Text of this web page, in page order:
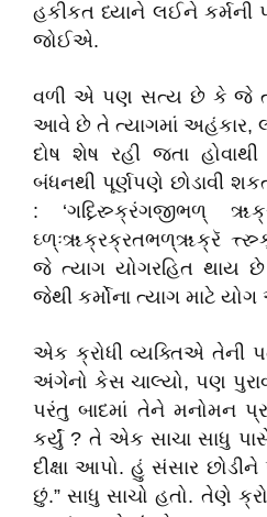
હકીકત ધ્યાને લઈને કર્મની
જોઈએ.
વળી એ પણ સત્ય છે કે જે
આવે છે તે ત્યાગમાં અહંકાર,
દોષ શેષ રહી જતા
બંધનથી પૂર્ણપણે છોડાવી
: ‘ગધ્ર્સ્ર્ક્રિંગજીભળ્
ઘ્ળ્ઃૠક્રક્રતભળ્ૠક્રૅ
જે ત્યાગ યોગરહિત થાય
જેથી કર્મોના ત્યાગ માટે
એક ક્રોધી વ્યક્તિએ તેની
અંગેનો કેસ ચાલ્યો, પણ
પરંતુ બાદમાં તેને મનોમન
કર્યું ? તે એક સાચા સાધુ
દીક્ષા આપો. હું સંસાર
છું.” સાધુ સાચો હતો. તેણે